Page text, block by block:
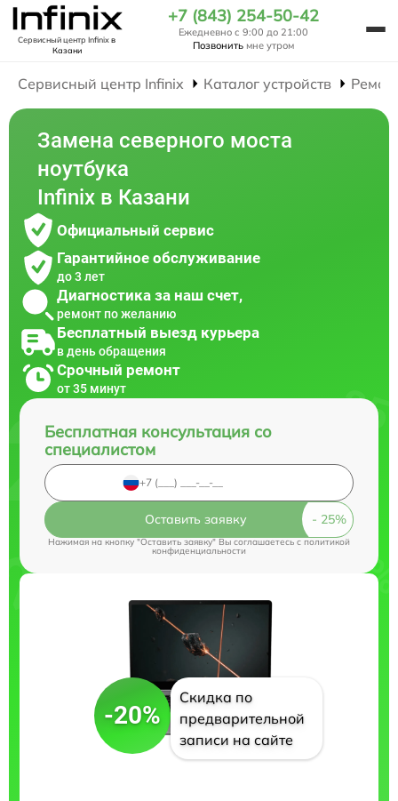
Сервисный центр Infinixв
Казани
+7 (843) 254-50-42
Ежедневно с 9:00 до 21:00
Позвонить мне утром
Сервисный центр Infinix Каталог устройств
Замена северного моста
ноутбука
Infinix в Казани
Официальный сервис
Гарантийное обслуживание
до 3 лет
Диагностика за наш счет,
ремонт по желанию
Бесплатный выезд курьера
в день обращения
Срочный ремонт
от 35 минут
Бесплатная консультация со
специалистом
Оставить заявку
Нажимая на кнопку "Оставить заявку" Вы соглашаетесь cполитикой
конфиденциальности
-20%
Скидка по
предварительной
записи на сайте